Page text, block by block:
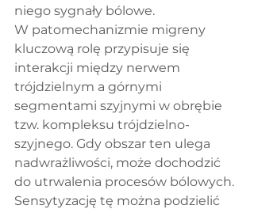
niego sygnały bólowe.
W patomechanizmie migreny
kluczową rolę przypisuje się
interakcji między nerwem
trójdzielnym a górnymi
segmentami szyjnymi w obrębie
tzw. kompleksu trójdzielno-
szyjnego. Gdy obszar ten ulega
nadwrażliwości, może dochodzić
do utrwalenia procesów bólowych.
Sensytyzację tę można podzielić